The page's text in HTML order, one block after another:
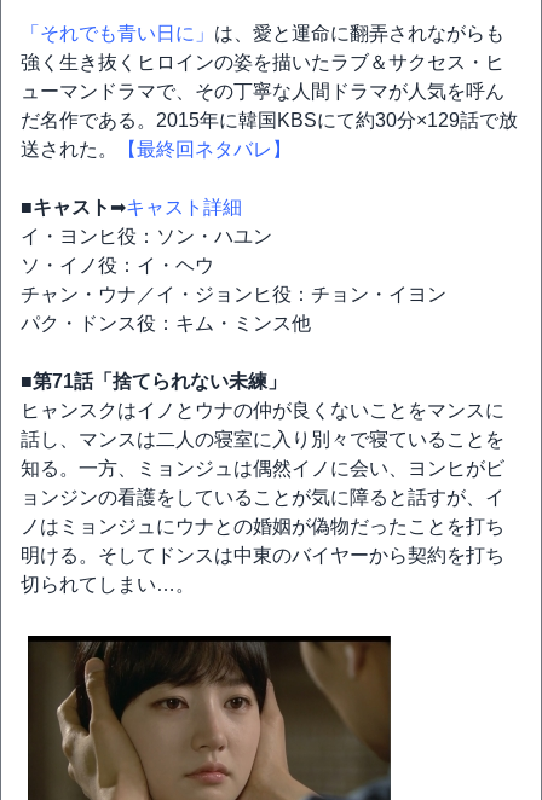
「それでも青い日に」 は、愛と運命に翻弄されながらも
強く生き抜くヒロインの姿を描いたラブ＆サクセス・ヒ
ューマンドラマで、その丁寧な人間ドラマが人気を呼ん
だ名作である。2015年に韓国KBSにて約30分×129話で放
送された。
【最終回ネタバレ】
■キャスト ➡キャスト詳細
イ・ヨンヒ役：ソン・ハユン
ソ・イノ役：イ・ヘウ
チャン・ウナ／イ・ジョンヒ役：チョン・イヨン
パク・ドンス役：キム・ミンス他
■第71話「捨てられない未練」
ヒャンスクはイノとウナの仲が良くないことをマンスに
話し、マンスは二人の寝室に入り別々で寝ていることを
知る。一方、ミョンジュは偶然イノに会い、ヨンヒがビ
ョンジンの看護をしていることが気に障ると話すが、イ
ノはミョンジュにウナとの婚姻が偽物だったことを打ち
明ける。そしてドンスは中東のバイヤーから契約を打ち
切られてしまい…。